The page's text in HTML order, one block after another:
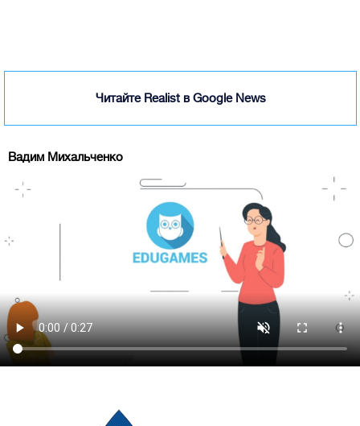
Читайте Realist в Google News
Вадим Михальченко